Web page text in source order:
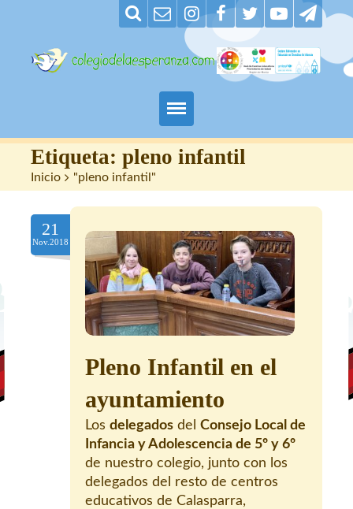
Padres
Alumnos
Maestros
Nuestro centro
Contacto
Etiqueta: pleno infantil
Inicio > "pleno infantil"
21
Nov.2018
Pleno Infantil en el
ayuntamiento
Los delegados del Consejo Local de
Infancia y Adolescencia de 5º y 6º
de nuestro colegio, junto con los
delegados del resto de centros
educativos de Calasparra,